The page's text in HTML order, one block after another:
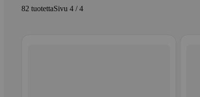
82 tuotettaSivu 4 / 4